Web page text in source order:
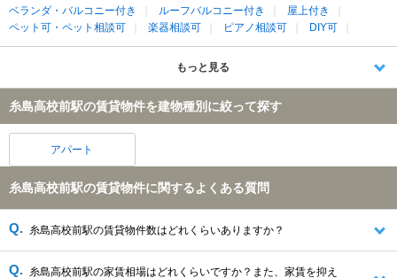
ベランダ・バルコニー付き
ルーフバルコニー付き
屋上付き
ペット可・ペット相談可
楽器相談可 ピアノ相談可 DIY可
もっと見る
糸島高校前駅の賃貸物件を建物種別に絞って探す
アパート
糸島高校前駅の賃貸物件に関するよくある質問
糸島高校前駅の賃貸物件数はどれくらいありますか？
糸島高校前駅の家賃相場はどれくらいですか？また、家賃を抑え